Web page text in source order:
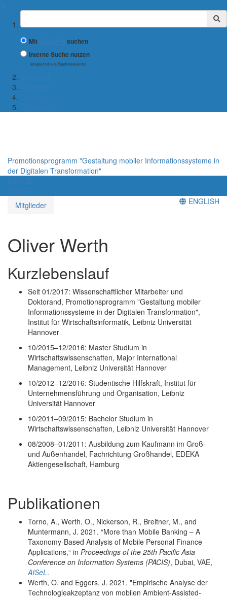
Suchbegriff
Mit
suchen
Interne Suche nutzen
(eingeschränkte Ergebnisqualität)
Promotionsprogramm "Gestaltung mobiler Informationssysteme in
der Digitalen Transformation"
Mitglieder
ENGLISH
Oliver Werth
Kurzlebenslauf
Seit 01/2017: Wissenschaftlicher Mitarbeiter und
Doktorand, Promotionsprogramm "Gestaltung mobiler
Informationssysteme in der Digitalen Transformation",
Institut für Wirtschaftsinformatik, Leibniz Universität
Hannover
10/2015–12/2016: Master Studium in
Wirtschaftswissenschaften, Major International
Management, Leibniz Universität Hannover
10/2012–12/2016: Studentische Hilfskraft, Institut für
Unternehmensführung und Organisation, Leibniz
Universität Hannover
10/2011–09/2015: Bachelor Studium in
Wirtschaftswissenschaften, Leibniz Universität Hannover
08/2008–01/2011: Ausbildung zum Kaufmann im Groß-
und Außenhandel, Fachrichtung Großhandel, EDEKA
Aktiengesellschaft, Hamburg
Publikationen
Torno, A., Werth, O., Nickerson, R., Breitner, M., and
Muntermann, J. 2021. “More than Mobile Banking – A
Taxonomy-Based Analysis of Mobile Personal Finance
Applications,“ in Proceedings of the 25th Pacific Asia
Conference on Information Systems (PACIS), Dubai, VAE,
AISeL.
Werth, O. and Eggers, J. 2021. "Empirische Analyse der
Technologieakzeptanz von mobilen Ambient-Assisted-